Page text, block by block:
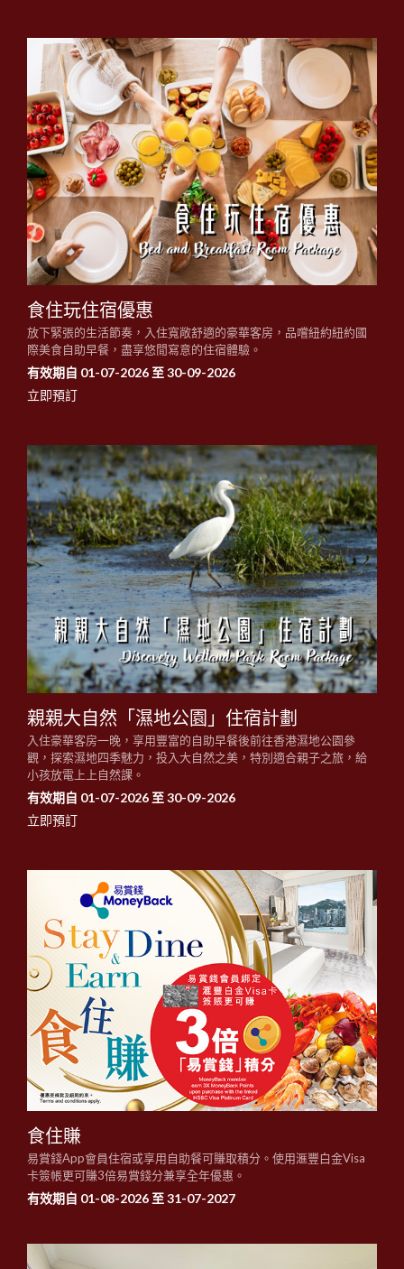
食住玩住宿優惠
放下緊張的生活節奏，入住寬敞舒適的豪華客房，品嚐紐約紐約國
際美食自助早餐，盡享悠閒寫意的住宿體驗。
有效期自 01-07-2026 至 30-09-2026
立即預訂
親親大自然「濕地公園」住宿計劃
入住豪華客房一晚，享用豐富的自助早餐後前往香港濕地公園參
觀，探索濕地四季魅力，投入大自然之美，特別適合親子之旅，給
小孩放電上上自然課。
有效期自 01-07-2026 至 30-09-2026
立即預訂
食住賺
易賞錢App會員住宿或享用自助餐可賺取積分。使用滙豐白金Visa
卡簽帳更可賺3倍易賞錢分兼享全年優惠。
有效期自 01-08-2026 至 31-07-2027